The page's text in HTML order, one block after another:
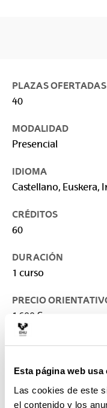
Esta página web usa
Las cookies de este
el contenido y los
PLAZAS OFERTADAS
40
MODALIDAD
Presencial
IDIOMA
Castellano, Euskera,
CRÉDITOS
60
DURACIÓN
1 curso
PRECIO
1.600 €
LUGAR DE
Unibertsitatea: